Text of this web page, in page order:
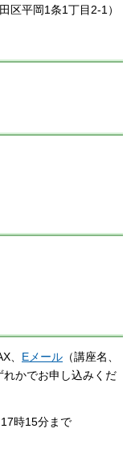
区平岡1条1丁目2-1）
、 Eメール （講座名、
かでお申し込みくだ
時15分まで